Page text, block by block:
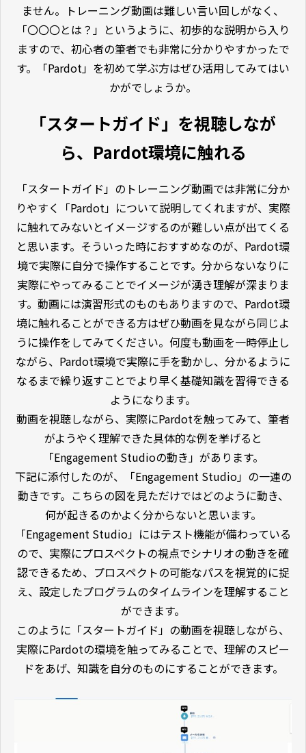
ません。トレーニング動画は難しい言い回しがなく、
「〇〇〇とは？」というように、初歩的な説明から入り
ますので、初心者の筆者でも非常に分かりやすかったで
す。「Pardot」を初めて学ぶ方はぜひ活用してみてはい
かがでしょうか。
「スタートガイド」を視聴しなが
ら、Pardot環境に触れる
「スタートガイド」のトレーニング動画では非常に分か
りやすく「Pardot」について説明してくれますが、実際
に触れてみないとイメージするのが難しい点が出てくる
と思います。そういった時におすすめなのが、Pardot環
境で実際に自分で操作することです。分からないなりに
実際にやってみることでイメージが湧き理解が深まりま
す。動画には演習形式のものもありますので、Pardot環
境に触れることができる方はぜひ動画を見ながら同じよ
うに操作をしてみてください。何度も動画を一時停止し
ながら、Pardot環境で実際に手を動かし、分かるように
なるまで繰り返すことでより早く基礎知識を習得できる
ようになります。
動画を視聴しながら、実際にPardotを触ってみて、筆者
がようやく理解できた具体的な例を挙げると
「Engagement Studioの動き」があります。
下記に添付したのが、「Engagement Studio」の一連の
動きです。こちらの図を見ただけではどのように動き、
何が起きるのかよく分からないと思います。
「Engagement Studio」にはテスト機能が備わっている
ので、実際にプロスペクトの視点でシナリオの動きを確
認できるため、プロスペクトの可能なパスを視覚的に捉
え、設定したプログラムのタイムラインを理解すること
ができます。
このように「スタートガイド」の動画を視聴しながら、
実際にPardotの環境を触ってみることで、理解のスピー
ドをあげ、知識を自分のものにすることができます。